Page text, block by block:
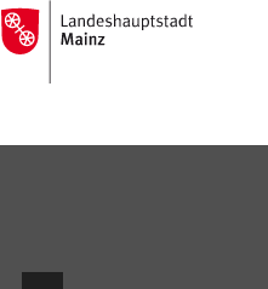
Vai al contenuto
Alla
pagina
iniziale